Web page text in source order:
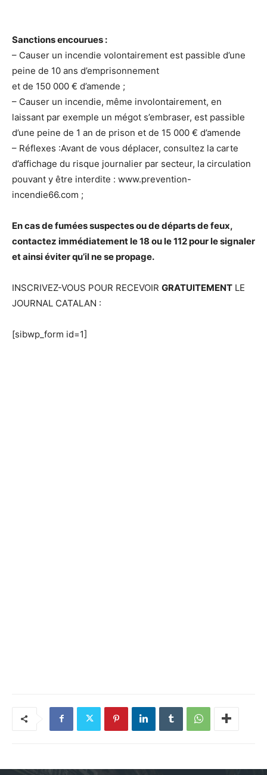
Sanctions encourues :
– Causer un incendie volontairement est passible d’une
peine de 10 ans d’emprisonnement
et de 150 000 € d’amende ;
– Causer un incendie, même involontairement, en
laissant par exemple un mégot s’embraser, est passible
d’une peine de 1 an de prison et de 15 000 € d’amende
– Réflexes :Avant de vous déplacer, consultez la carte
d’affichage du risque journalier par secteur, la circulation
pouvant y être interdite : www.prevention-
incendie66.com ;
En cas de fumées suspectes ou de départs de feux,
contactez immédiatement le 18 ou le 112 pour le signaler
et ainsi éviter qu’il ne se propage.
INSCRIVEZ-VOUS POUR RECEVOIR GRATUITEMENT LE
JOURNAL CATALAN :
[sibwp_form id=1]